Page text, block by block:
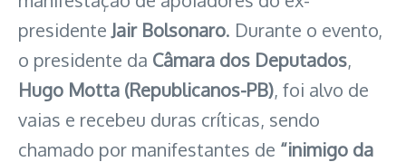
presidente Jair Bolsonaro. Durante o evento,
o presidente da Câmara dos Deputados,
Hugo Motta (Republicanos-PB), foi alvo de
vaias e recebeu duras críticas, sendo
chamado por manifestantes de “inimigo da